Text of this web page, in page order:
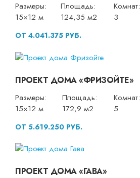
Размеры:
15×12 м
Площадь:
124,35 м2
Комнат:
3
ОТ 4.041.375 РУБ.
ПРОЕКТ ДОМА «ФРИЗОЙТЕ»
Размеры:
15×12 м
Площадь:
172,9 м2
Комнат:
5
ОТ 5.619.250 РУБ.
ПРОЕКТ ДОМА «ГАВА»